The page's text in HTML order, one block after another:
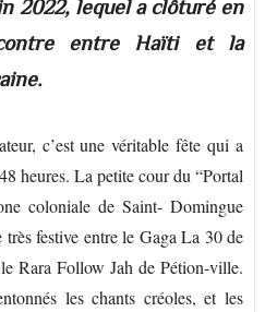
2022, lequel a clôturé en
entre Haïti et la
c’est une véritable fête qui a
heures. La petite cour du “Portal
coloniale de Saint- Domingue
très festive entre le Gaga La 30 de
Rara Follow Jah de Pétion-ville.
les chants créoles, et les